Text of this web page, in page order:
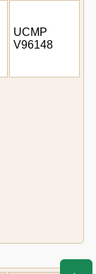
UCMP
V96148